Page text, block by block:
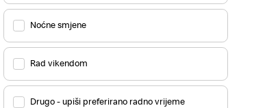
Noćne smjene
Rad vikendom
Drugo - upiši preferirano radno vrijeme